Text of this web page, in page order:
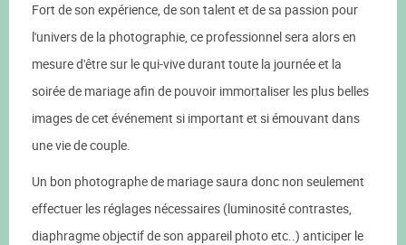
Fort de son expérience, de son talent et de sa passion pour
l'univers de la photographie, ce professionnel sera alors en
mesure d'être sur le qui-vive durant toute la journée et la
soirée de mariage afin de pouvoir immortaliser les plus belles
images de cet événement si important et si émouvant dans
une vie de couple.
Un bon photographe de mariage saura donc non seulement
effectuer les réglages nécessaires (luminosité contrastes,
diaphragme objectif de son appareil photo etc..) anticiper le